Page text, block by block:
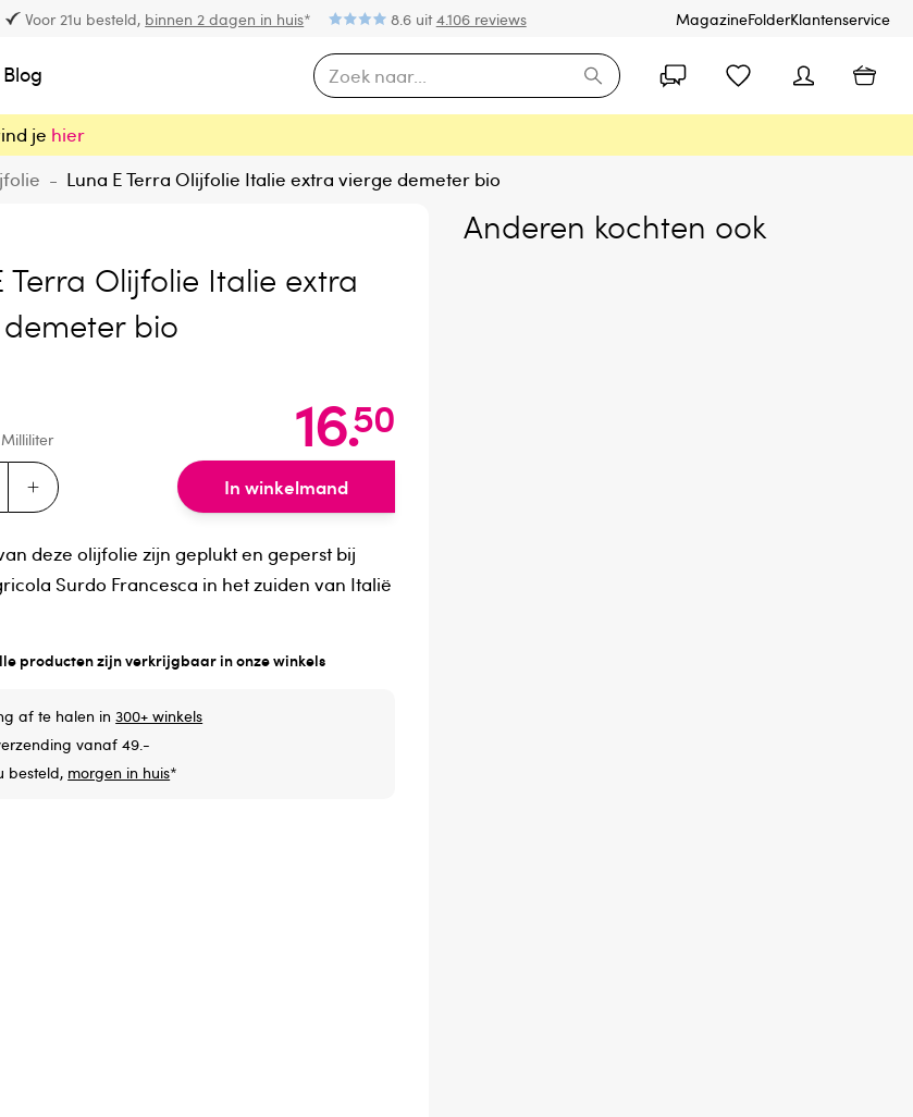
Voor 21u besteld, binnen 2 dagen in huis* 8.6 uit4.106 reviews MagazineFolderKlantenservice
Blog
je hier
- Luna E Terra Olijfolie Italie extra vierge demeter bio
Terra Olijfolie Italie extra
bio
Milliliter 16.50
In winkelmand
deze olijfolie zijn geplukt en geperst bij
Surdo Francesca in het zuiden van Italië
producten zijn verkrijgbaar in onze winkels
af te halen in300+ winkels
vanaf 49.-
besteld, morgen in huis*
Anderen kochten ook